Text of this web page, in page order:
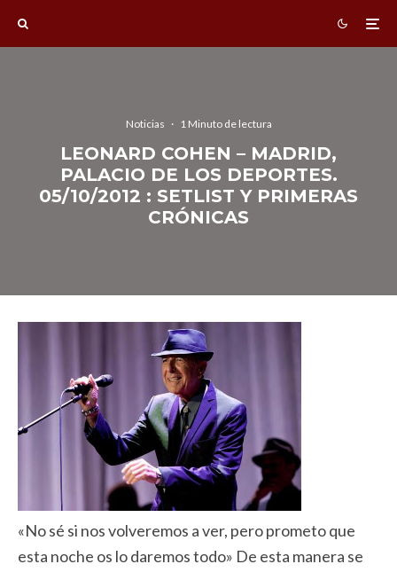
Noticias · 1 Minuto de lectura
LEONARD COHEN – MADRID,
PALACIO DE LOS DEPORTES.
05/10/2012 : SETLIST Y PRIMERAS
CRÓNICAS
«No sé si nos volveremos a ver, pero prometo que
esta noche os lo daremos todo» De esta manera se